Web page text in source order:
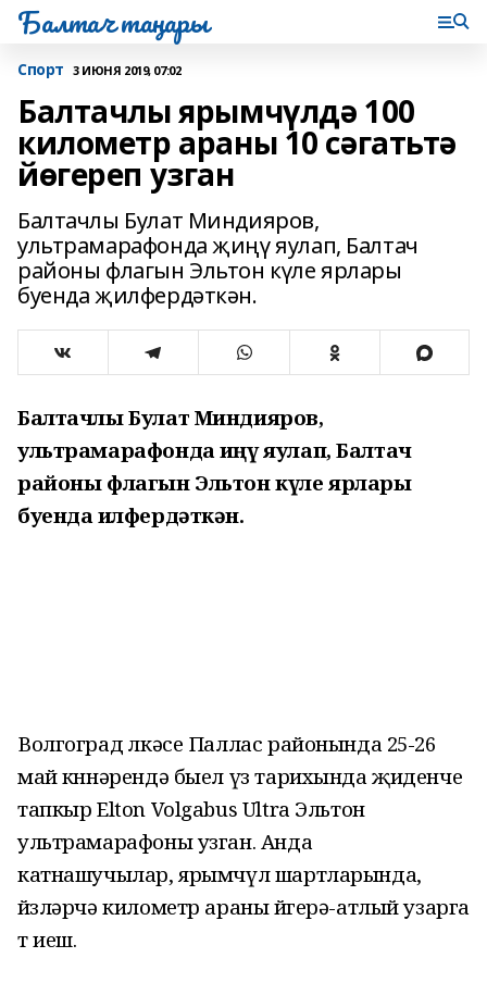
Балтач таңнары
Спорт 3 ИЮНЯ 2019, 07:02
Балтачлы ярымчүлдә 100
километр араны 10 сәгатьтә
йөгереп узган
Балтачлы Булат Миндияров,
ультрамарафонда җиңү яулап, Балтач
районы флагын Эльтон күле ярлары
буенда җилфердәткән.
Балтачлы Булат Миндияров,
ультрамарафонда җиңү яулап, Балтач
районы флагын Эльтон күле ярлары
буенда җилфердәткән.
Волгоград өлкәсе Паллас районында 25-26
май көннәрендә быел үз тарихында җиденче
тапкыр Elton Volgabus Ultra Эльтон
ультрамарафоны узган. Анда
катнашучылар, ярымчүл шартларында,
йөзләрчә километр араны йөгерә-атлый узарга
т иеш.